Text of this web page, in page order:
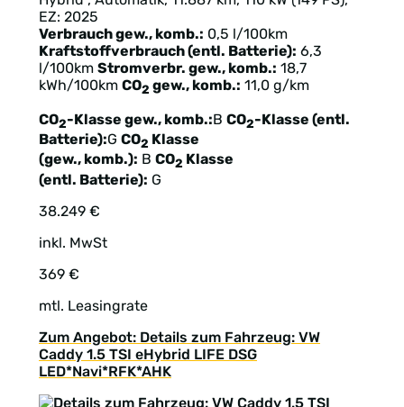
EZ: 2025
Verbrauch gew., komb.: 0,5 l/100km
Kraftstoffverbrauch (entl. Batterie): 6,3
l/100km Stromverbr. gew., komb.: 18,7
kWh/100km CO2 gew., komb.: 11,0 g/km
CO2-Klasse gew., komb.:B CO2-Klasse (entl.
Batterie):G CO2 Klasse
(gew., komb.): B CO2 Klasse
(entl. Batterie): G
38.249 €
inkl. MwSt
369 €
mtl. Leasingrate
Zum Angebot: Details zum Fahrzeug: VW
Caddy 1.5 TSI eHybrid LIFE DSG
LED*Navi*RFK*AHK